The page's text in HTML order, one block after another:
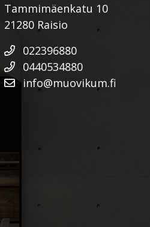
Tammimäenkatu 10
21280 Raisio
022396880
0440534880
info@muovikum.fi